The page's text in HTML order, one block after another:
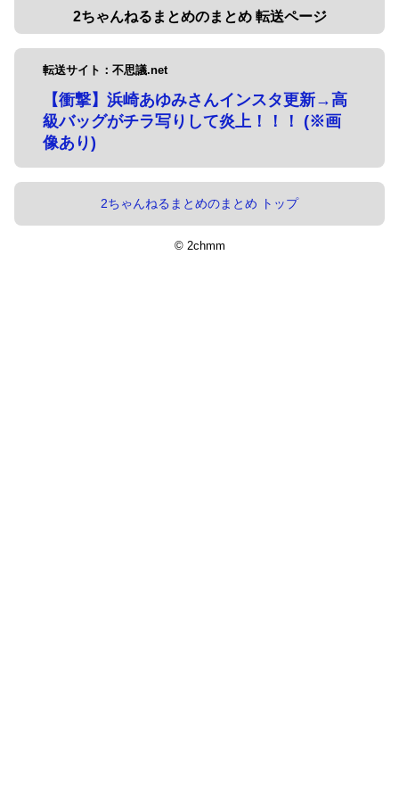
2ちゃんねるまとめのまとめ 転送ページ
転送サイト：不思議.net
【衝撃】浜崎あゆみさんインスタ更新→高
級バッグがチラ写りして炎上！！！ (※画
像あり)
2ちゃんねるまとめのまとめ トップ
© 2chmm